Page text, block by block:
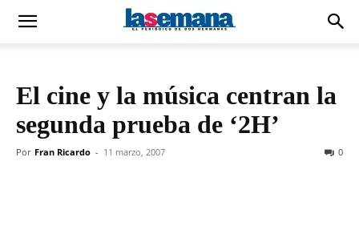
El cine y la música centran la
segunda prueba de ‘2H’
Por Fran Ricardo - 11 marzo, 2007 0